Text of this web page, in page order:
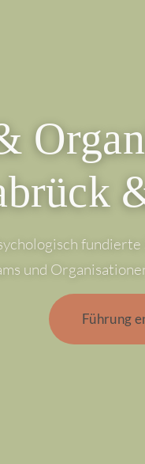
und
Führung